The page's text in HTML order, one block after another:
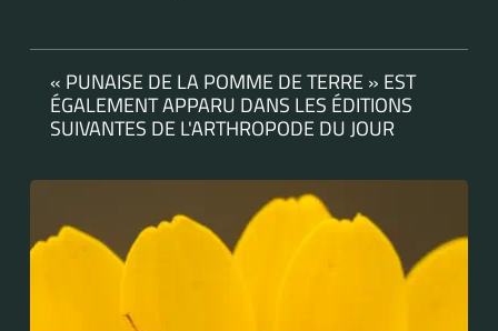
« PUNAISE DE LA POMME DE TERRE » EST
ÉGALEMENT APPARU DANS LES ÉDITIONS
SUIVANTES DE L'ARTHROPODE DU JOUR